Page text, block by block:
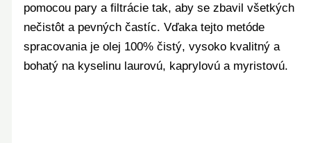
pomocou pary a filtrácie tak, aby se zbavil všetkých
nečistôt a pevných častíc. Vďaka tejto metóde
spracovania je olej 100% čistý, vysoko kvalitný a
bohatý na kyselinu laurovú, kaprylovú a myristovú.